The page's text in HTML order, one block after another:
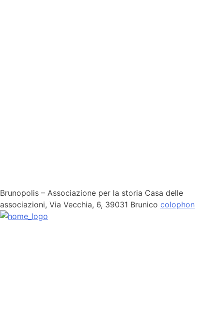
Brunopolis – Associazione per la storia Casa delle
associazioni, Via Vecchia, 6, 39031 Brunico colophon